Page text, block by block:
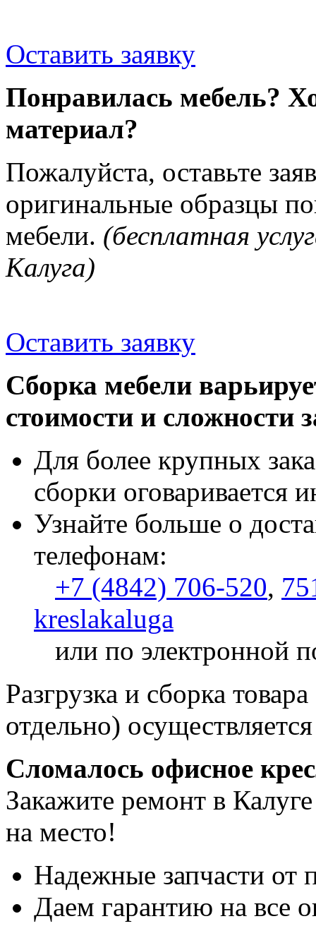
Оставить заявку
Понравилась мебель?
материал?
Пожалуйста, оставьте
оригинальные образцы
мебели. (бесплатная
Калуга)
Оставить заявку
Сборка мебели
стоимости и сложности
Для более крупных
сборки оговаривается
Узнайте больше о
телефонам:
+7 (4842) 706-520,
kreslakaluga
или по электронной
Разгрузка и сборка
отдельно)
Сломалось офисное
Закажите ремонт в
на место!
Надежные запчасти от
Даем гарантию на все